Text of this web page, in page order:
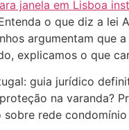
o que diz a
argumentam que
explicamos o que
guia jurídico
na varanda?
rede